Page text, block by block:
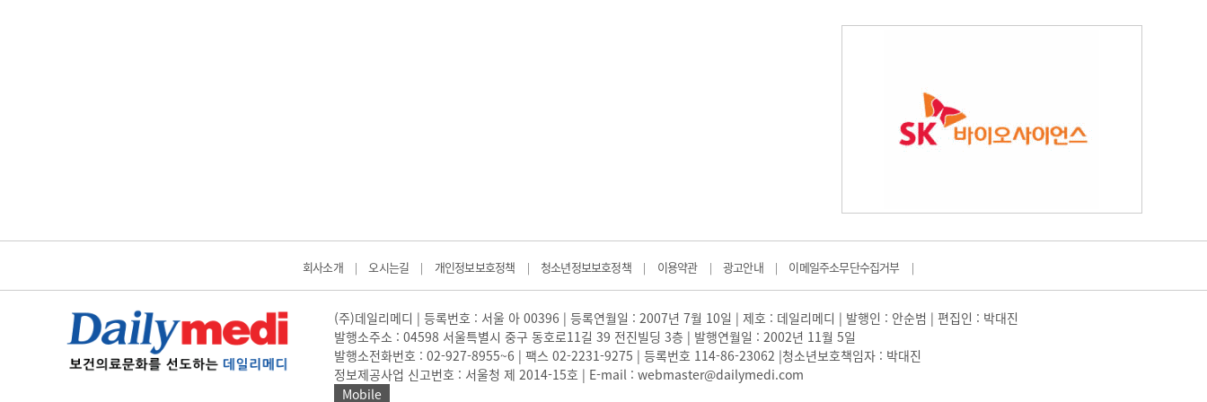
회사소개 | 오시는길 | 개인정보보호정책 | 청소년정보보호정책 | 이용약관 | 광고안내 | 이메일주소무단수집거부 |
(주)데일리메디 | 등록번호 : 서울 아 00396 | 등록연월일 : 2007년 7월 10일 | 제호 : 데일리메디 | 발행인 : 안순범 | 편집인 : 박대진
발행소주소 : 04598 서울특별시 중구 동호로11길 39 전진빌딩 3층 | 발행연월일 : 2002년 11월 5일
발행소전화번호 : 02-927-8955~6 | 팩스 02-2231-9275 | 등록번호 114-86-23062 |청소년보호책임자 : 박대진
정보제공사업 신고번호 : 서울청 제 2014-15호 | E-mail : webmaster@dailymedi.com
Mobile